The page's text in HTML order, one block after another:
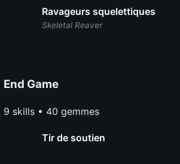
Ravageurs squelettiques
Skeletal Reaver
End Game
9 skills • 40 gemmes
Tir de soutien